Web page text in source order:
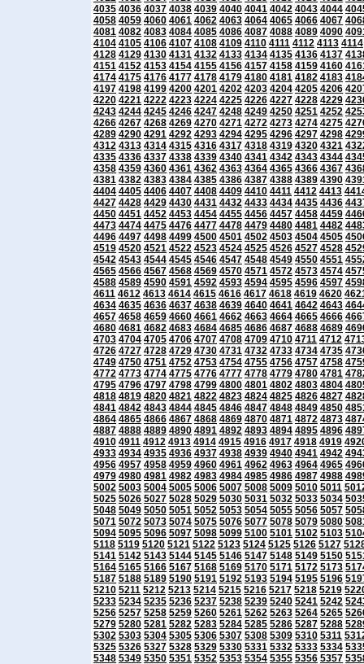
4035 4036 4037 4038 4039 4040 4041 4042 4043 4044
4058 4059 4060 4061 4062 4063 4064 4065 4066 4067
4081 4082 4083 4084 4085 4086 4087 4088 4089 4090
4104 4105 4106 4107 4108 4109 4110 4111 4112 4113 4114
4128 4129 4130 4131 4132 4133 4134 4135 4136 4137
4151 4152 4153 4154 4155 4156 4157 4158 4159 4160
4174 4175 4176 4177 4178 4179 4180 4181 4182 4183
4197 4198 4199 4200 4201 4202 4203 4204 4205 4206
4220 4221 4222 4223 4224 4225 4226 4227 4228 4229
4243 4244 4245 4246 4247 4248 4249 4250 4251 4252
4266 4267 4268 4269 4270 4271 4272 4273 4274 4275
4289 4290 4291 4292 4293 4294 4295 4296 4297 4298
4312 4313 4314 4315 4316 4317 4318 4319 4320 4321
4335 4336 4337 4338 4339 4340 4341 4342 4343 4344
4358 4359 4360 4361 4362 4363 4364 4365 4366 4367
4381 4382 4383 4384 4385 4386 4387 4388 4389 4390
4404 4405 4406 4407 4408 4409 4410 4411 4412 4413
4427 4428 4429 4430 4431 4432 4433 4434 4435 4436
4450 4451 4452 4453 4454 4455 4456 4457 4458 4459
4473 4474 4475 4476 4477 4478 4479 4480 4481 4482
4496 4497 4498 4499 4500 4501 4502 4503 4504 4505
4519 4520 4521 4522 4523 4524 4525 4526 4527 4528
4542 4543 4544 4545 4546 4547 4548 4549 4550 4551
4565 4566 4567 4568 4569 4570 4571 4572 4573 4574
4588 4589 4590 4591 4592 4593 4594 4595 4596 4597
4611 4612 4613 4614 4615 4616 4617 4618 4619 4620
4634 4635 4636 4637 4638 4639 4640 4641 4642 4643
4657 4658 4659 4660 4661 4662 4663 4664 4665 4666
4680 4681 4682 4683 4684 4685 4686 4687 4688 4689
4703 4704 4705 4706 4707 4708 4709 4710 4711 4712
4726 4727 4728 4729 4730 4731 4732 4733 4734 4735
4749 4750 4751 4752 4753 4754 4755 4756 4757 4758
4772 4773 4774 4775 4776 4777 4778 4779 4780 4781
4795 4796 4797 4798 4799 4800 4801 4802 4803 4804
4818 4819 4820 4821 4822 4823 4824 4825 4826 4827
4841 4842 4843 4844 4845 4846 4847 4848 4849 4850
4864 4865 4866 4867 4868 4869 4870 4871 4872 4873
4887 4888 4889 4890 4891 4892 4893 4894 4895 4896
4910 4911 4912 4913 4914 4915 4916 4917 4918 4919
4933 4934 4935 4936 4937 4938 4939 4940 4941 4942
4956 4957 4958 4959 4960 4961 4962 4963 4964 4965
4979 4980 4981 4982 4983 4984 4985 4986 4987 4988
5002 5003 5004 5005 5006 5007 5008 5009 5010 5011
5025 5026 5027 5028 5029 5030 5031 5032 5033 5034
5048 5049 5050 5051 5052 5053 5054 5055 5056 5057
5071 5072 5073 5074 5075 5076 5077 5078 5079 5080
5094 5095 5096 5097 5098 5099 5100 5101 5102 5103
5118 5119 5120 5121 5122 5123 5124 5125 5126 5127
5141 5142 5143 5144 5145 5146 5147 5148 5149 5150
5164 5165 5166 5167 5168 5169 5170 5171 5172 5173
5187 5188 5189 5190 5191 5192 5193 5194 5195 5196
5210 5211 5212 5213 5214 5215 5216 5217 5218 5219
5233 5234 5235 5236 5237 5238 5239 5240 5241 5242
5256 5257 5258 5259 5260 5261 5262 5263 5264 5265
5279 5280 5281 5282 5283 5284 5285 5286 5287 5288
5302 5303 5304 5305 5306 5307 5308 5309 5310 5311
5325 5326 5327 5328 5329 5330 5331 5332 5333 5334
5348 5349 5350 5351 5352 5353 5354 5355 5356 5357